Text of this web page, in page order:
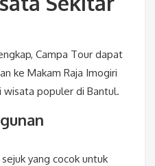
Campa Tour dapat
ke Makam Raja Imogiri
populer di Bantul.
yang cocok untuk